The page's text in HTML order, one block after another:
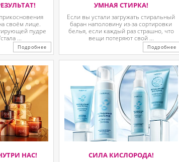
своём лице.
пудре
...
Подробнее
УМНАЯ СТИРКА!
Если вы устали загружать стиральный
баран наполовину из-за сортировки
белья, если каждый раз страшно, что
вещи потеряют свой ...
Подробнее
НАС! СИЛА КИСЛОРОДА!